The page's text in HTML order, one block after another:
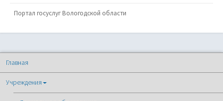
Портал госуслуг Вологодской области
Главная
Учреждения